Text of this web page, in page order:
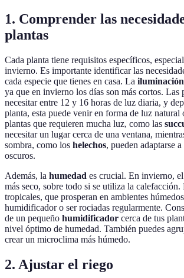
1. Comprender las
plantas
Cada planta tiene requisitos específicos,
invierno. Es importante identificar las
cada especie que tienes en casa. La iluminación
ya que en invierno los días son más cortos. Las
necesitar entre 12 y 16 horas de luz diaria, y
planta, esta puede venir en forma de luz
plantas que requieren mucha luz, como las
necesitar un lugar cerca de una ventana,
sombra, como los helechos, pueden adaptarse
oscuros.
Además, la humedad es crucial. En invierno,
más seco, sobre todo si se utiliza la calefacción.
tropicales, que prosperan en ambientes
humidificador o ser rociadas regularmente.
de un pequeño humidificador cerca de tus
nivel óptimo de humedad. También puedes
crear un microclima más húmedo.
2. Ajustar el riego